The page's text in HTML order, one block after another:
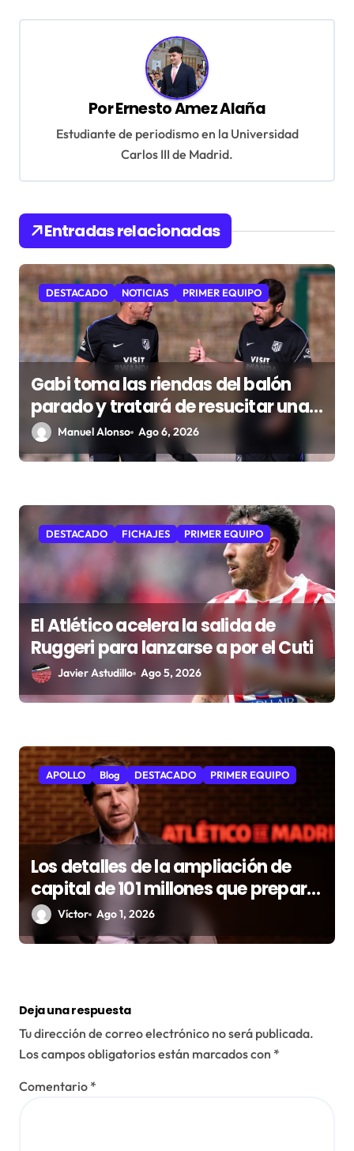
d
e
e
n
t
r
a
d
a
PorErnesto Amez Alaña
Estudiante de periodismo en la Universidad
Carlos III de Madrid.
Entradas relacionadas
DESTACADO NOTICIAS PRIMER EQUIPO
Gabi toma las riendas del balón
parado y tratará de resucitar una
faceta que Simeone desea
recuperar
Manuel Alonso Ago 6, 2026
DESTACADO FICHAJES PRIMER EQUIPO
El Atlético acelera la salida de
Ruggeri para lanzarse a por el Cuti
Javier Astudillo Ago 5, 2026
APOLLO Blog DESTACADO PRIMER EQUIPO
Los detalles de la ampliación de
capital de 101 millones que prepara
el Atlético
Víctor Ago 1, 2026
Deja una respuesta
Tu dirección de correo electrónico no será publicada.
Los campos obligatorios están marcados con *
Comentario *